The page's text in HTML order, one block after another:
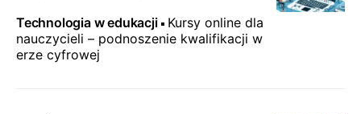
Technologia w edukacji
Kursy online dla
nauczycieli – podnoszenie kwalifikacji w
erze cyfrowej